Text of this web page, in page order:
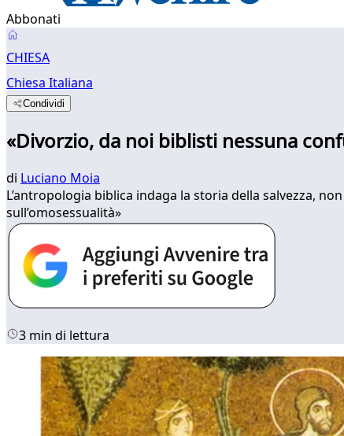
Abbonati
CHIESA
Chiesa Italiana
Condividi
«Divorzio, da noi biblisti nessuna
di Luciano Moia
L’antropologia biblica indaga la storia della salvezza,
sull’omosessualità»
3 min di lettura